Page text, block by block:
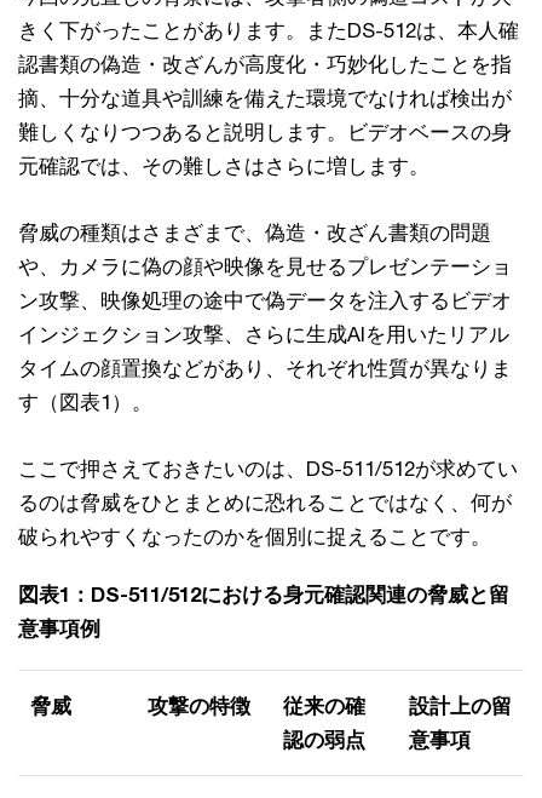
きく下がったことがあります。またDS-512は、本人確
認書類の偽造・改ざんが高度化・巧妙化したことを指
摘、十分な道具や訓練を備えた環境でなければ検出が
難しくなりつつあると説明します。ビデオベースの身
元確認では、その難しさはさらに増します。
脅威の種類はさまざまで、偽造・改ざん書類の問題
や、カメラに偽の顔や映像を見せるプレゼンテーショ
ン攻撃、映像処理の途中で偽データを注入するビデオ
インジェクション攻撃、さらに生成AIを用いたリアル
タイムの顔置換などがあり、それぞれ性質が異なりま
す（図表1）。
ここで押さえておきたいのは、DS-511/512が求めてい
るのは脅威をひとまとめに恐れることではなく、何が
破られやすくなったのかを個別に捉えることです。
図表1：DS-511/512における身元確認関連の脅威と留
意事項例
脅威 攻撃の特徴
従来の確
認の弱点
設計上の留
意事項